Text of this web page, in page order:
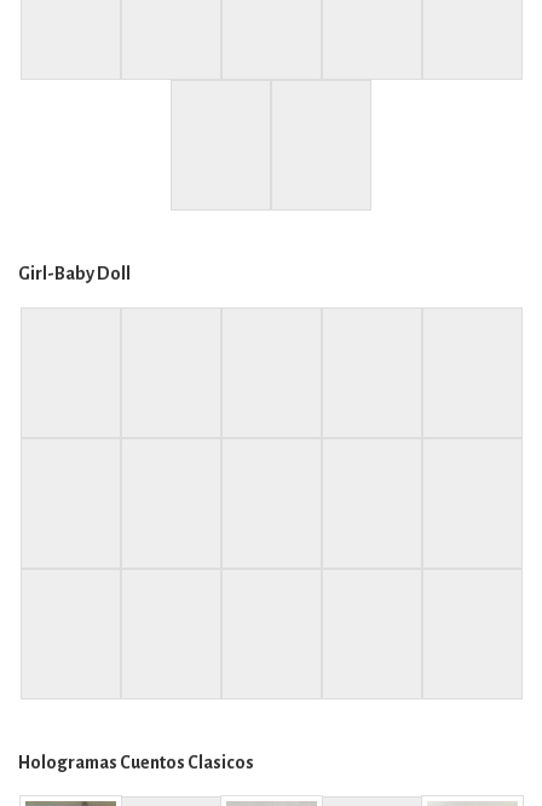
Girl-Baby Doll
Hologramas Cuentos Clasicos